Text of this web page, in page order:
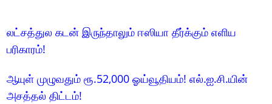
லட்சத்துல கடன் இருந்தாலும் ஈஸியா தீர்க்கும் எளிய
பரிகாரம்!
ஆயுள் முழுவதும் ரூ.52,000 ஓய்வூதியம்! எல்.ஐ.சி.யின்
அசத்தல் திட்டம்!